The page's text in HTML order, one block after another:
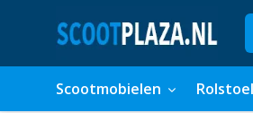
Scootmobielen